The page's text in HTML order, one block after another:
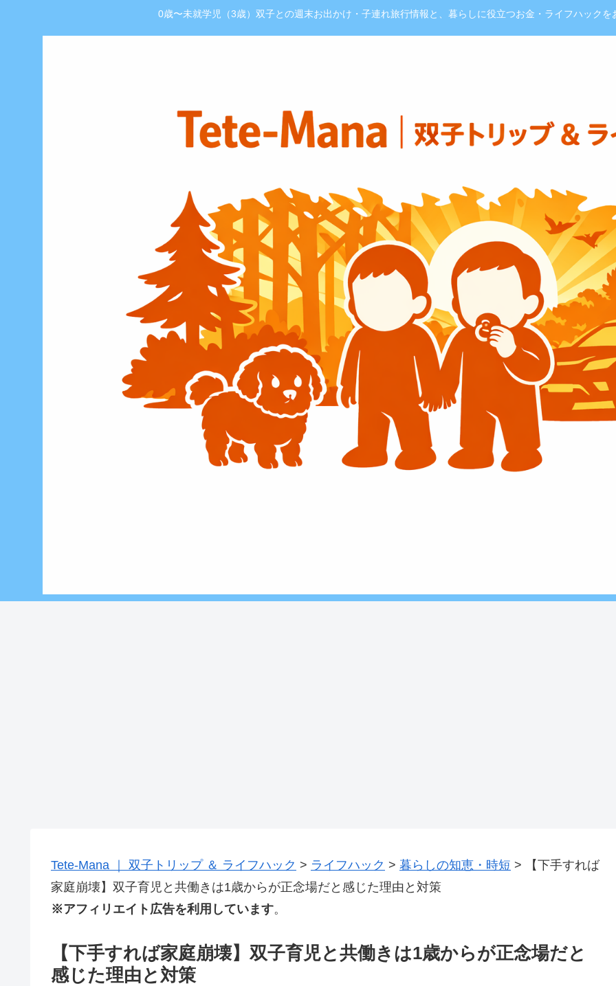
0歳〜未就学児（3歳）双子との週末お出かけ・子連れ旅行情報と、暮らしに役立つお金・ライフハックを
Tete-Mana ｜ 双子トリップ ＆ ライフハック > ライフハック > 暮らしの知恵・時短 >
【下手すれば
家庭崩壊】双子育児と共働きは1歳からが正念場だと感じた理由と対策
※アフィリエイト広告を利用しています。
【下手すれば家庭崩壊】双子育児と共働きは1歳からが正念場だと
感じた理由と対策